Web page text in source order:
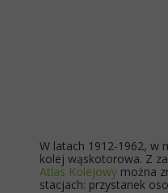
W latach 1912-1962, w
kolej wąskotorowa. Z
Atlas Kolejowy można
stacjach: przystanek